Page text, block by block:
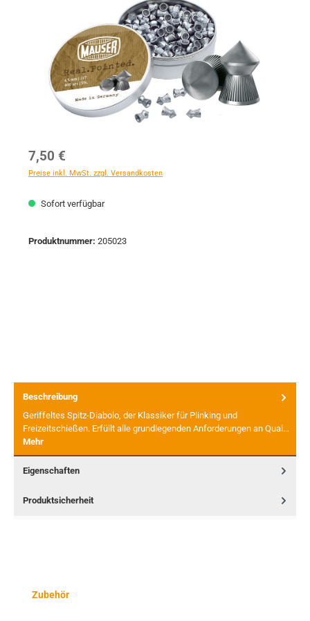
Regulärer Preis:
7,50 €
Preise inkl. MwSt. zzgl. Versandkosten
Sofort verfügbar
Produktnummer: 205023
Beschreibung
Geriffeltes Spitz-Diabolo, der Klassiker für Plinking und
Freizeitschießen. Erfüllt alle grundlegenden Anforderungen an Qual…
Mehr
Eigenschaften
Produktsicherheit
Produktgalerie überspringen
Zubehör